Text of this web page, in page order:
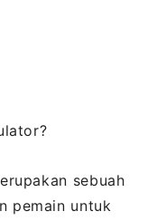
sebuah
pemain untuk